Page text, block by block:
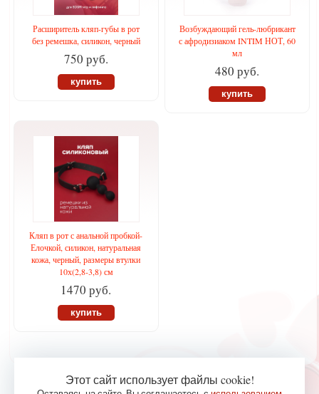
Расширитель кляп-губы в рот
без ремешка, силикон, черный
750 руб.
купить
Возбуждающий гель-любрикант
с афродизиаком INTIM НОТ, 60
мл
480 руб.
купить
Кляп в рот с анальной пробкой-
Елочкой, силикон, натуральная
кожа, черный, размеры втулки
10х(2,8-3,8) см
1470 руб.
купить
Этот сайт использует файлы cookie!